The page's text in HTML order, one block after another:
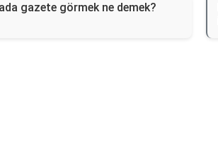
gazete görmek ne demek?